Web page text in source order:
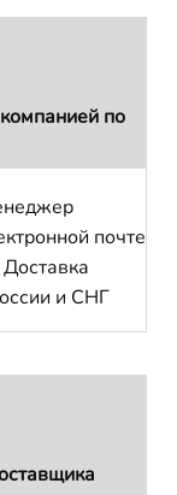
по
почте
и СНГ